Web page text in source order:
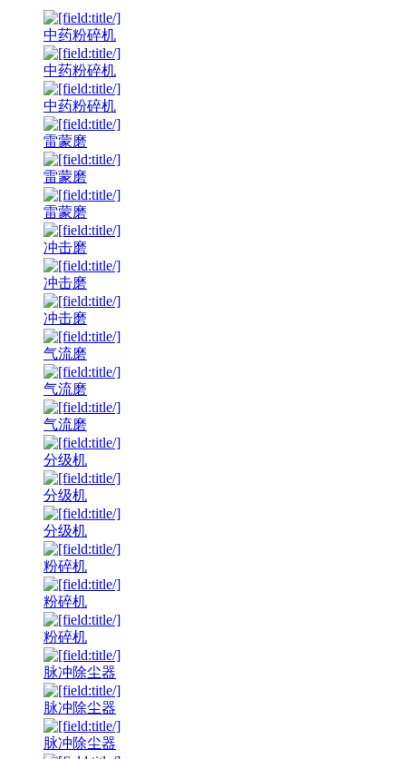
中药粉碎机
中药粉碎机
中药粉碎机
雷蒙磨
雷蒙磨
雷蒙磨
冲击磨
冲击磨
冲击磨
气流磨
气流磨
气流磨
分级机
分级机
分级机
粉碎机
粉碎机
粉碎机
脉冲除尘器
脉冲除尘器
脉冲除尘器